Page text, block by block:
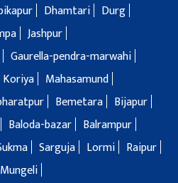
Dhamtari
Durg
Jashpur
Gaurella-pendra-marwahi
Koriya
Mahasamund
Bemetara
Bijapur
Baloda-bazar
Balrampur
Sarguja Lormi
Raipur
Mungeli